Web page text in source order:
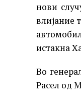
нови
влијание
истакна
Во
Расел од